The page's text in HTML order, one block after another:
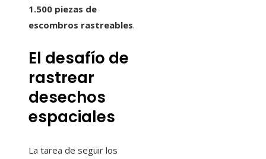
1.500 piezas de
escombros rastreables.
El desafío de
rastrear
desechos
espaciales
La tarea de seguir los